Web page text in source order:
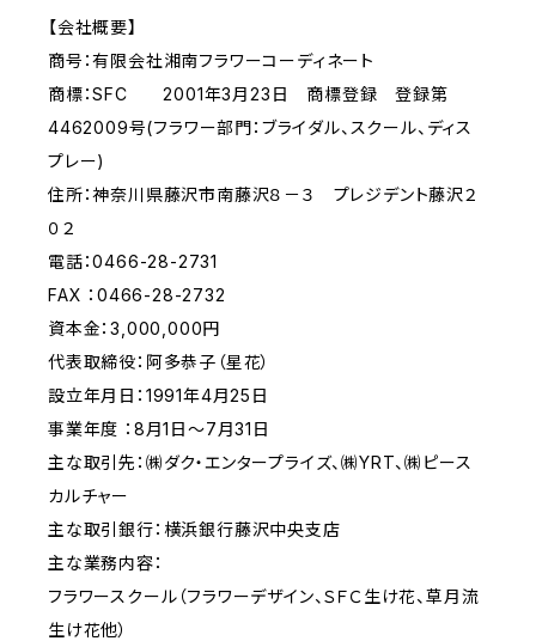
【会社概要】
商号：有限会社湘南フラワーコーディネート
商標：SFC 2001年3月23日 商標登録 登録第
4462009号(フラワー部門：ブライダル、スクール、ディス
プレー)
住所：神奈川県藤沢市南藤沢８－３ プレジデント藤沢２
０２
電話：0466-28-2731
FAX ：0466-28-2732
資本金：3,000,000円
代表取締役：阿多恭子（星花）
設立年月日：1991年4月25日
事業年度 ：8月1日～7月31日
主な取引先：㈱ダク・エンタープライズ、㈱YRT、㈱ピース
カルチャー
主な取引銀行：横浜銀行藤沢中央支店
主な業務内容：
フラワースクール（フラワーデザイン、ＳＦＣ生け花、草月流
生け花他）